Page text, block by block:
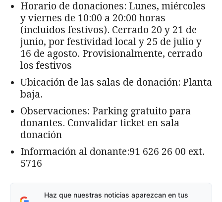
Horario de donaciones: Lunes, miércoles
y viernes de 10:00 a 20:00 horas
(incluidos festivos). Cerrado 20 y 21 de
junio, por festividad local y 25 de julio y
16 de agosto. Provisionalmente, cerrado
los festivos
Ubicación de las salas de donación: Planta
baja.
Observaciones: Parking gratuito para
donantes. Convalidar ticket en sala
donación
Información al donante:91 626 26 00 ext.
5716
Haz que nuestras noticias aparezcan en tus